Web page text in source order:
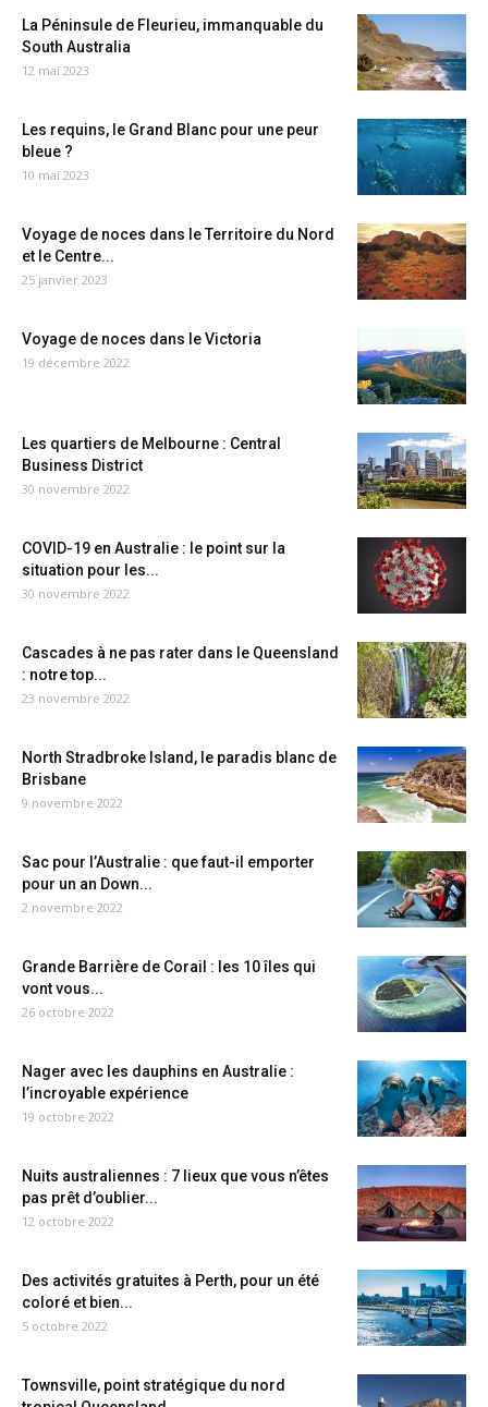
La Péninsule de Fleurieu, immanquable du
South Australia
12 mai 2023
Les requins, le Grand Blanc pour une peur
bleue ?
10 mai 2023
Voyage de noces dans le Territoire du Nord
et le Centre...
25 janvier 2023
Voyage de noces dans le Victoria
19 décembre 2022
Les quartiers de Melbourne : Central
Business District
30 novembre 2022
COVID-19 en Australie : le point sur la
situation pour les...
30 novembre 2022
Cascades à ne pas rater dans le Queensland
: notre top...
23 novembre 2022
North Stradbroke Island, le paradis blanc de
Brisbane
9 novembre 2022
Sac pour l’Australie : que faut-il emporter
pour un an Down...
2 novembre 2022
Grande Barrière de Corail : les 10 îles qui
vont vous...
26 octobre 2022
Nager avec les dauphins en Australie :
l’incroyable expérience
19 octobre 2022
Nuits australiennes : 7 lieux que vous n’êtes
pas prêt d’oublier...
12 octobre 2022
Des activités gratuites à Perth, pour un été
coloré et bien...
5 octobre 2022
Townsville, point stratégique du nord